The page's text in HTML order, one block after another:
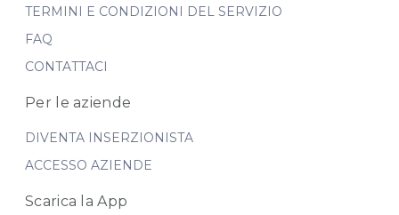
TERMINI E CONDIZIONI DEL SERVIZIO
FAQ
CONTATTACI
Per le aziende
DIVENTA INSERZIONISTA
ACCESSO AZIENDE
Scarica la App